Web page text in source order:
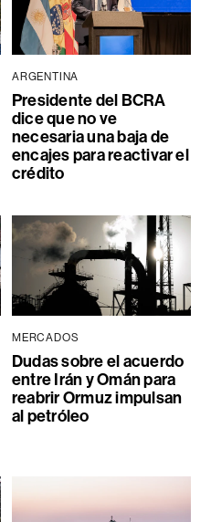
ARGENTINA
Presidente del BCRA
dice que no ve
necesaria una baja de
encajes para reactivar el
crédito
MERCADOS
Dudas sobre el acuerdo
entre Irán y Omán para
reabrir Ormuz impulsan
al petróleo